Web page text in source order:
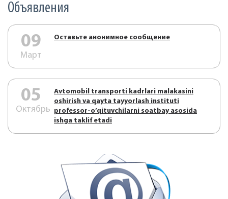
Объявления
09
Март
Оставьте анонимное сообщение
05
Октябрь
Аvtоmоbil trаnspоrti kаdrlаri mаlаkаsini
оshirish vа qаytа tаyyorlаsh instituti
prоfеssоr-o’qituvchilаrni sоаtbаy аsоsidа
ishgа tаklif etаdi